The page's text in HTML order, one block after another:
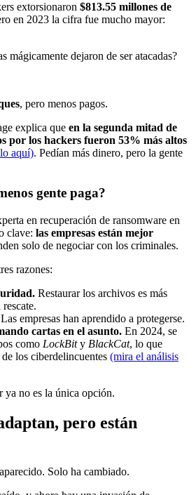
extorsionaron $813.55 millones de
en 2023 la cifra fue mucho mayor:
mágicamente dejaron de ser atacadas?
, pero menos pagos.
explica que en la segunda mitad de
por los hackers fueron 53% más altos
aquí). Pedían más dinero, pero la gente
gente paga?
en recuperación de ransomware en
clave: las empresas están mejor
solo de negociar con los criminales.
razones:
Restaurar los archivos es más
Las empresas han aprendido a protegerse.
cartas en el asunto. En 2024, se
como LockBity BlackCat, lo que
los ciberdelincuentes (mira el análisis
ya no es la única opción.
pero están
Solo ha cambiado.